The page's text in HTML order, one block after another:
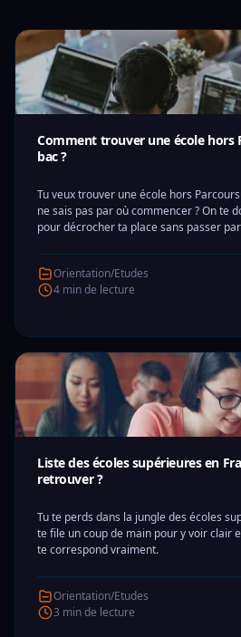
Comment trouver une école hors
bac ?
Tu veux trouver une école hors
ne sais pas par où commencer ? On te
pour décrocher ta place sans passer
Orientation/Etudes
4 min de lecture
Liste des écoles supérieures en
retrouver ?
Tu te perds dans la jungle des écoles
te file un coup de main pour y voir clair
te correspond vraiment.
Orientation/Etudes
3 min de lecture